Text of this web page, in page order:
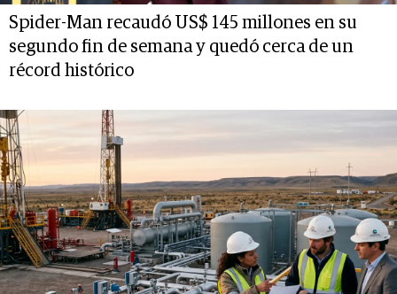
Spider-Man recaudó US$ 145 millones en su
segundo fin de semana y quedó cerca de un
récord histórico